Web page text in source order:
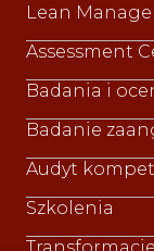
Lean
Assessment
Badania i
Badanie
Audyt
Szkolenia
Transformacje